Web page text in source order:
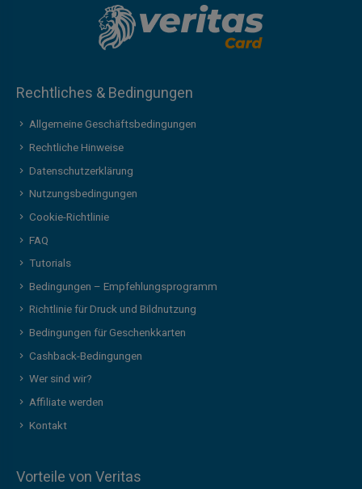
Rechtliches & Bedingungen
Allgemeine Geschäftsbedingungen
Rechtliche Hinweise
Datenschutzerklärung
Nutzungsbedingungen
Cookie-Richtlinie
FAQ
Tutorials
Bedingungen – Empfehlungsprogramm
Richtlinie für Druck und Bildnutzung
Bedingungen für Geschenkkarten
Cashback-Bedingungen
Wer sind wir?
Affiliate werden
Kontakt
Vorteile von Veritas